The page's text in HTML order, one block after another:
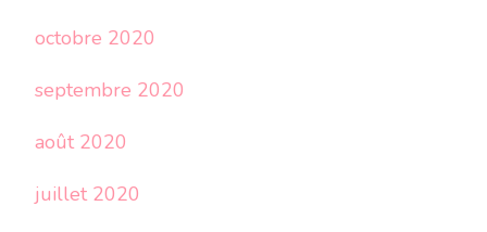
octobre 2020
septembre 2020
août 2020
juillet 2020